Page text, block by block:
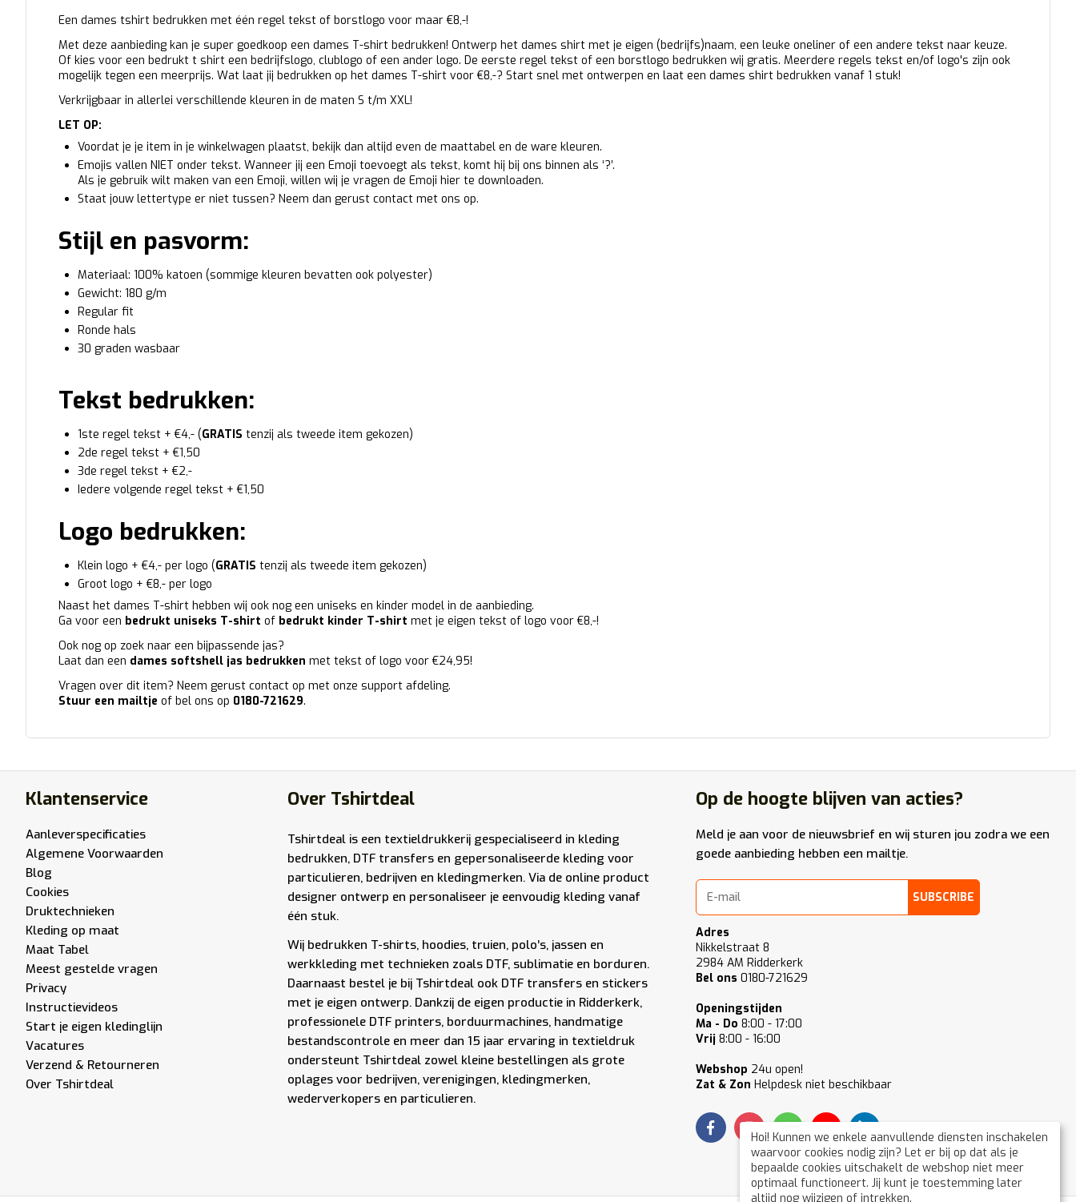
Een dames tshirt bedrukken met één regel tekst of borstlogo voor maar €8,-!
Met deze aanbieding kan je super goedkoop een dames T-shirt bedrukken! Ontwerp het dames shirt met je eigen (bedrijfs)naam, een leuke oneliner of een andere tekst naar keuze.
Of kies voor een bedrukt t shirt een bedrijfslogo, clublogo of een ander logo. De eerste regel tekst of een borstlogo bedrukken wij gratis. Meerdere regels tekst en/of logo's zijn ook
mogelijk tegen een meerprijs. Wat laat jij bedrukken op het dames T-shirt voor €8,-? Start snel met ontwerpen en laat een dames shirt bedrukken vanaf 1 stuk!
Verkrijgbaar in allerlei verschillende kleuren in de maten S t/m XXL!
LET OP:
Voordat je je item in je winkelwagen plaatst, bekijk dan altijd even de maattabel en de ware kleuren.
Emojis vallen NIET onder tekst. Wanneer jij een Emoji toevoegt als tekst, komt hij bij ons binnen als ‘?’.
Als je gebruik wilt maken van een Emoji, willen wij je vragen de Emoji hier te downloaden.
Staat jouw lettertype er niet tussen? Neem dan gerust contact met ons op.
Stijl en pasvorm:
Materiaal: 100% katoen (sommige kleuren bevatten ook polyester)
Gewicht: 180 g/m
Regular fit
Ronde hals
30 graden wasbaar
Tekst bedrukken:
1ste regel tekst + €4,- (GRATIS tenzij als tweede item gekozen)
2de regel tekst + €1,50
3de regel tekst + €2,-
Iedere volgende regel tekst + €1,50
Logo bedrukken:
Klein logo + €4,- per logo (GRATIS tenzij als tweede item gekozen)
Groot logo + €8,- per logo
Naast het dames T-shirt hebben wij ook nog een uniseks en kinder model in de aanbieding.
Ga voor een bedrukt uniseks T-shirt of bedrukt kinder T-shirt met je eigen tekst of logo voor €8,-!
Ook nog op zoek naar een bijpassende jas?
Laat dan een dames softshell jas bedrukken met tekst of logo voor €24,95!
Vragen over dit item? Neem gerust contact op met onze support afdeling.
Stuur een mailtje of bel ons op 0180-721629.
Klantenservice
Aanleverspecificaties
Algemene Voorwaarden
Blog
Cookies
Druktechnieken
Kleding op maat
Maat Tabel
Meest gestelde vragen
Privacy
Instructievideos
Start je eigen kledinglijn
Vacatures
Verzend & Retourneren
Over Tshirtdeal
Over Tshirtdeal
Tshirtdeal is een textieldrukkerij gespecialiseerd in kleding
bedrukken, DTF transfers en gepersonaliseerde kleding voor
particulieren, bedrijven en kledingmerken. Via de online product
designer ontwerp en personaliseer je eenvoudig kleding vanaf
één stuk.
Wij bedrukken T-shirts, hoodies, truien, polo’s, jassen en
werkkleding met technieken zoals DTF, sublimatie en borduren.
Daarnaast bestel je bij Tshirtdeal ook DTF transfers en stickers
met je eigen ontwerp. Dankzij de eigen productie in Ridderkerk,
professionele DTF printers, borduurmachines, handmatige
bestandscontrole en meer dan 15 jaar ervaring in textieldruk
ondersteunt Tshirtdeal zowel kleine bestellingen als grote
oplages voor bedrijven, verenigingen, kledingmerken,
wederverkopers en particulieren.
Op de hoogte blijven van acties?
Meld je aan voor de nieuwsbrief en wij sturen jou zodra we een
goede aanbieding hebben een mailtje.
SUBSCRIBE
Adres
Nikkelstraat 8
2984 AM Ridderkerk
Bel ons 0180-721629
Openingstijden
Ma - Do 8:00 - 17:00
Vrij 8:00 - 16:00
Webshop 24u open!
Zat & Zon Helpdesk niet beschikbaar
Hoi! Kunnen we enkele aanvullende diensten inschakelen
waarvoor cookies nodig zijn? Let er bij op dat als je
bepaalde cookies uitschakelt de webshop niet meer
optimaal functioneert. Jij kunt je toestemming later
altijd nog wijzigen of intrekken.